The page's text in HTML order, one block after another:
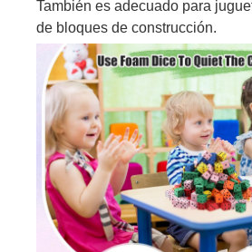
También es adecuado para
de bloques de construcción.